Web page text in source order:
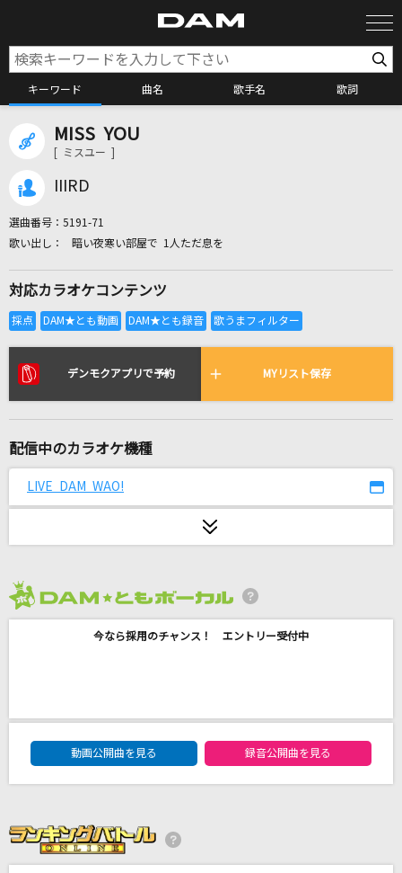
キーワード 曲名 歌手名 歌詞
全国りれき
リアルタイムで歌われている曲の一覧
[生音]A Song for ××
情熱
好きすぎて滅！
乃木坂46
MISS YOU
[ ミスユー ]
IIIRD
選曲番号： 5191-71
暗い夜寒い部屋で 1人ただ息を
対応カラオケコンテンツ
デンモクアプリで予約 MYリスト保存
配信中のカラオケ機種
LIVE DAM WAO!
今なら採用のチャンス！ エントリー受付中
DAM★ともボーカルエントリーランキング
動画公開曲を見る
録音公開曲を見る